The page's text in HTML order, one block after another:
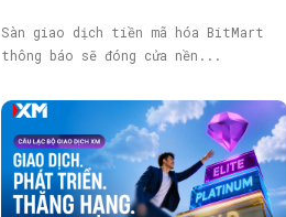
Sàn giao dịch tiền mã hóa BitMart
thông báo sẽ đóng cửa nền...